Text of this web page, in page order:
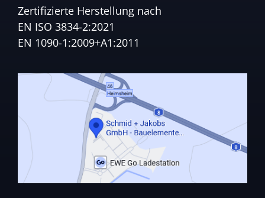
Zertifizierte Herstellung nach
EN ISO 3834-2:2021
EN 1090-1:2009+A1:2011